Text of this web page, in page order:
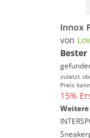
von
Bester
zuletzt
Preis
15%